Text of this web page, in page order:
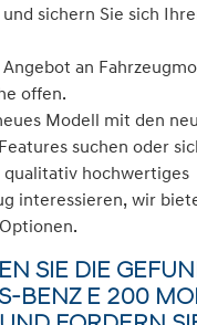
sichern Sie sich
an
offen.
Modell mit den
suchen oder
qualitativ hochwertiges
interessieren, wir
SIE DIE
BENZ E 200